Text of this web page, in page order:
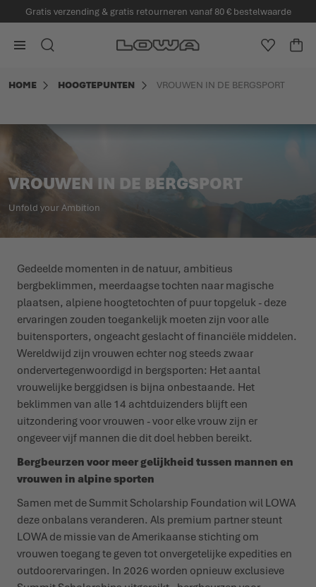
Gratis verzending & gratis retourneren vanaf 80 € bestelwaarde
Ga naar homepagina
ZOEK
HOME HOOGTEPUNTEN VROUWEN IN DE BERGSPORT
VROUWEN IN DE BERGSPORT
Unfold your Ambition
Gedeelde momenten in de natuur, ambitieus
bergbeklimmen, meerdaagse tochten naar magische
plaatsen, alpiene hoogtetochten of puur topgeluk - deze
ervaringen zouden toegankelijk moeten zijn voor alle
buitensporters, ongeacht geslacht of financiële middelen.
Wereldwijd zijn vrouwen echter nog steeds zwaar
ondervertegenwoordigd in bergsporten: Het aantal
vrouwelijke berggidsen is bijna onbestaande. Het
beklimmen van alle 14 achtduizenders blijft een
uitzondering voor vrouwen - voor elke vrouw zijn er
ongeveer vijf mannen die dit doel hebben bereikt.
Bergbeurzen voor meer gelijkheid tussen mannen en
vrouwen in alpine sporten
Samen met de Summit Scholarship Foundation wil LOWA
deze onbalans veranderen. Als premium partner steunt
LOWA de missie van de Amerikaanse stichting om
vrouwen toegang te geven tot onvergetelijke expedities en
outdoorervaringen. In 2026 worden opnieuw exclusieve